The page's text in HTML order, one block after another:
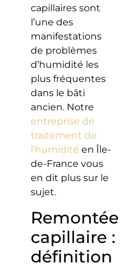
capillaires sont
l’une des
manifestations
de problèmes
d’humidité les
plus fréquentes
dans le bâti
ancien. Notre
entreprise de
traitement de
l’humidité en Île-
de-France vous
en dit plus sur le
sujet.
Remontée
capillaire :
définition